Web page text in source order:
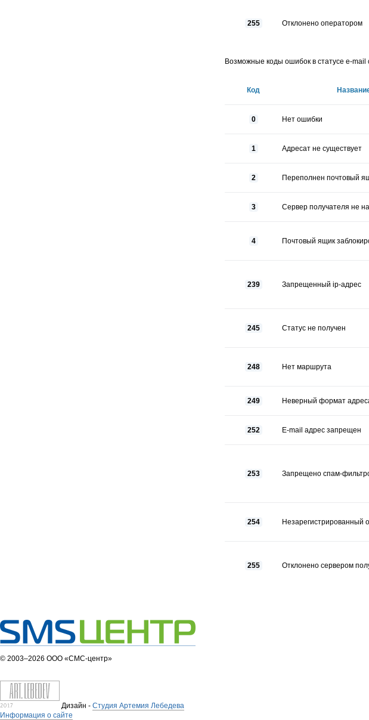
255 Отклонено оператором
Возможные коды ошибок в статусе e-
Код
0 Нет ошибки
1 Адресат не существует
2 Переполнен почтовый
3 Сервер получателя не
4 Почтовый ящик
239 Запрещенный ip-адрес
245 Статус не получен
248 Нет маршрута
249 Неверный формат
252 E-mail адрес запрещен
253 Запрещено спам-
254 Незарегистрированный
255 Отклонено сервером
© 2003–2026 ООО «СМС-центр»
Дизайн - Студия Артемия Лебедева
Информация о сайте